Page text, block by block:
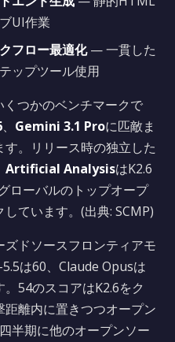
UI作業
フロー最適化— 一貫した
ップツール使用
つかのベンチマークで
、 Gemini 3.1 Proに匹敵ま
。リリース時の独立した
Artificial AnalysisはK2.6
ローバルのトップオープ
ています。(出典: SCMP)
ドソースフロンティアモ
は60、Claude Opusは
54のスコアはK2.6をク
離内に置きつつオープン
半期に他のオープンソー